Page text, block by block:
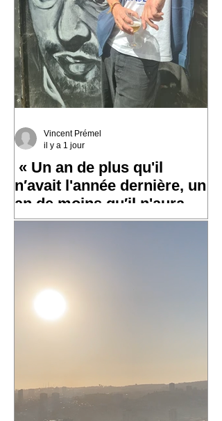
« Un an de plus qu'il
n′avait l'année dernière, un
an de moins qu′il n'aura
l′an prochain »
l'année dernière, un an de moins qu′il
n'aura l′an prochain » 📷 Laurent
Vincent Prémel
il y a 1 jour